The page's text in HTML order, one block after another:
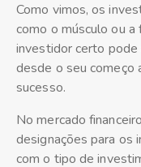
Como vimos, os
como o músculo ou
investidor certo pode
desde o seu começo
sucesso.
No mercado
designações para os
com o tipo de